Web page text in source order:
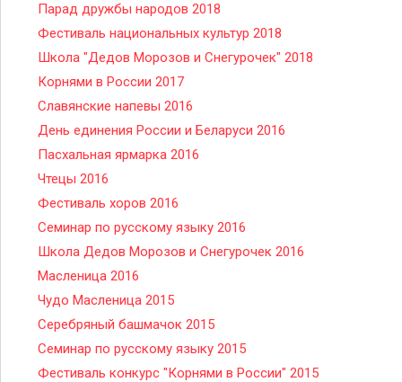
Парад дружбы народов 2018
Фестиваль национальных культур 2018
Школа "Дедов Морозов и Снегурочек" 2018
Корнями в России 2017
Славянские напевы 2016
День единения России и Беларуси 2016
Пасхальная ярмарка 2016
Чтецы 2016
Фестиваль хоров 2016
Семинар по русскому языку 2016
Школа Дедов Морозов и Снегурочек 2016
Масленица 2016
Чудо Масленица 2015
Серебряный башмачок 2015
Семинар по русскому языку 2015
Фестиваль конкурс "Корнями в России" 2015